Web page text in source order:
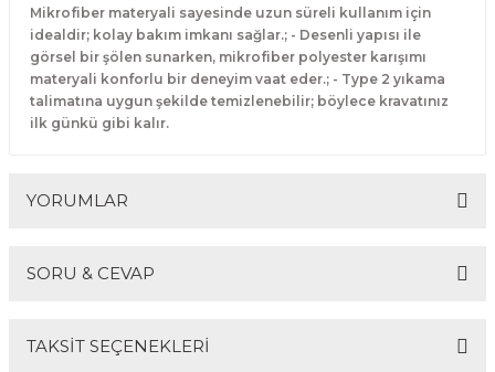
Mikrofiber materyali sayesinde uzun süreli kullanım için
idealdir; kolay bakım imkanı sağlar.; - Desenli yapısı ile
görsel bir şölen sunarken, mikrofiber polyester karışımı
materyali konforlu bir deneyim vaat eder.; - Type 2 yıkama
talimatına uygun şekilde temizlenebilir; böylece kravatınız
ilk günkü gibi kalır.
YORUMLAR
SORU & CEVAP
TAKSİT SEÇENEKLERİ